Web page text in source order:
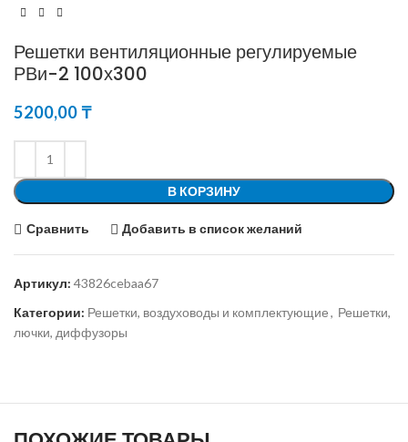
Решетки вентиляционные регулируемые
РВи-2 100х300
5200,00₸
В КОРЗИНУ
Сравнить Добавить в список желаний
Артикул: 43826cebaa67
Категории: Решетки, воздуховоды и комплектующие, Решетки,
лючки, диффузоры